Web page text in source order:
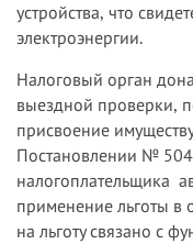
устройства, что
электроэнергии.
Налоговый орган
выездной проверки,
присвоение
Постановлении №
налогоплательщика
применение льготы в
на льготу связано с